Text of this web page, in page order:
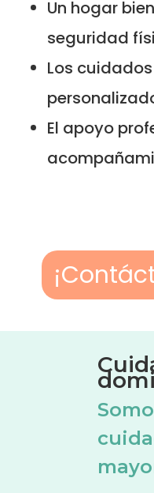
Un hogar
seguridad
Los
El apoyo